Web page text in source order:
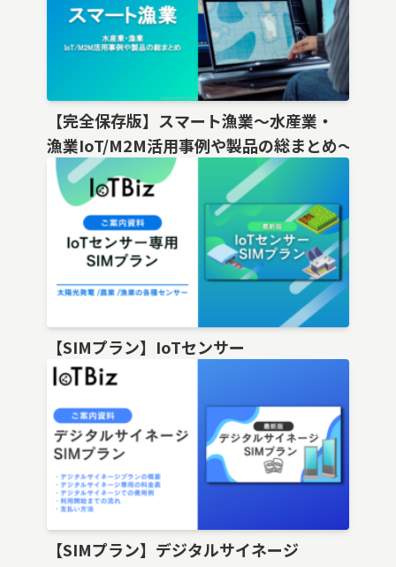
【完全保存版】スマート漁業〜水産業・
漁業IoT/M2M活用事例や製品の総まとめ〜
【SIMプラン】IoTセンサー
【SIMプラン】デジタルサイネージ